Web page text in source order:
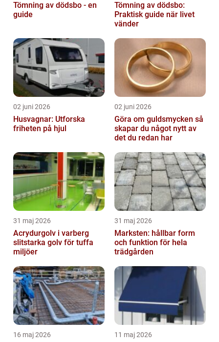
Tömning av dödsbo - en
guide
Tömning av dödsbo:
Praktisk guide när livet
vänder
02 juni 2026
Husvagnar: Utforska
friheten på hjul
02 juni 2026
Göra om guldsmycken så
skapar du något nytt av
det du redan har
31 maj 2026
Acrydurgolv i varberg
slitstarka golv för tuffa
miljöer
31 maj 2026
Marksten: hållbar form
och funktion för hela
trädgården
16 maj 2026 11 maj 2026